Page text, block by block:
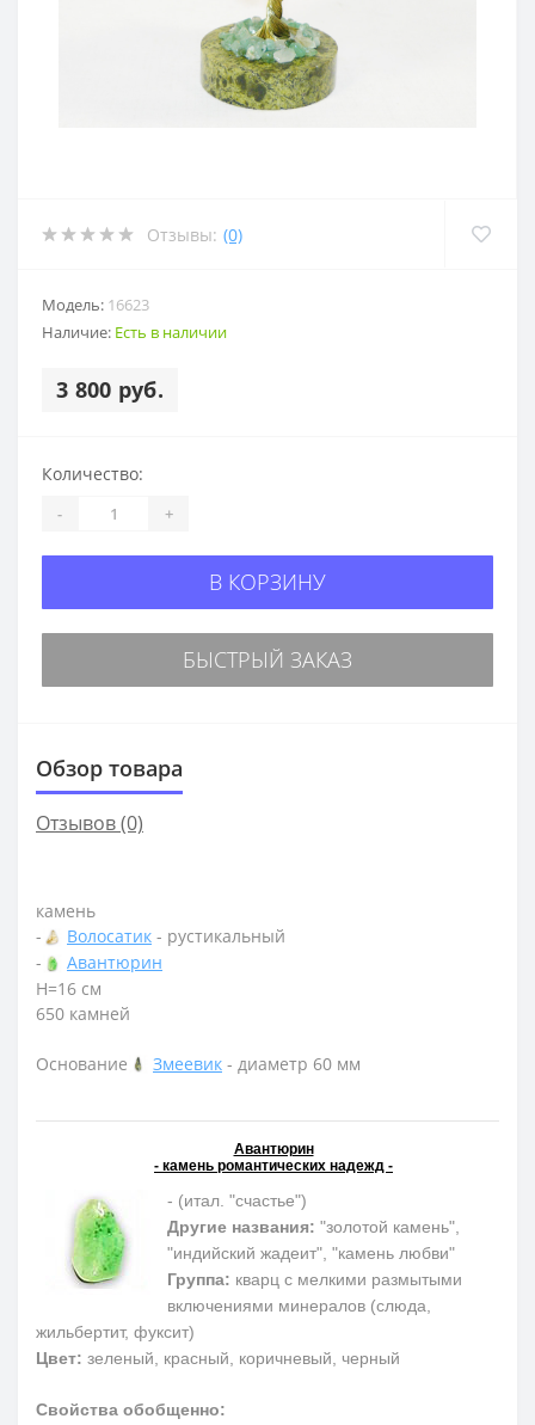
Отзывы: (0)
Модель: 16623
Наличие: Есть в наличии
3 800 руб.
Количество:
- +
В КОРЗИНУ
БЫСТРЫЙ ЗАКАЗ
Обзор товара
Отзывов (0)
камень
-
Волосатик - рустикальный
-
Авантюрин
Н=16 см
650 камней
Основание Змеевик - диаметр 60 мм
Авантюрин
- камень романтических надежд -
- (итал. "счастье")
Другие названия: "золотой камень",
"индийский жадеит", "камень любви"
Группа: кварц с мелкими размытыми
включениями минералов (слюда,
жильбертит, фуксит)
Цвет: зеленый, красный, коричневый, черный
Свойства обобщенно: